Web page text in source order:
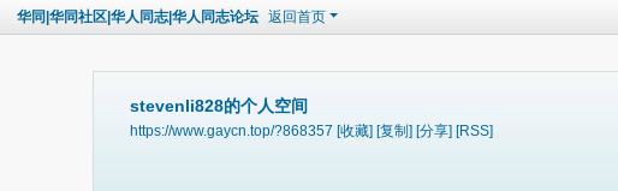
华同|华同社区|华人同志|华人同志论坛 返回首页
stevenli828的个人空间
https://www.gaycn.top/?868357 [收藏] [复制] [分享] [RSS]